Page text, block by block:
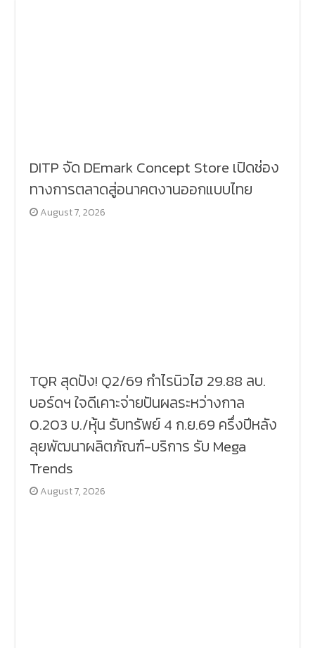
DITP จัด DEmark Concept Store เปิดช่อง
ทางการตลาดสู่อนาคตงานออกแบบไทย
August 7, 2026
TQR สุดปัง! Q2/69 กำไรนิวไฮ 29.88 ลบ.
บอร์ดฯ ใจดีเคาะจ่ายปันผลระหว่างกาล
0.203 บ./หุ้น รับทรัพย์ 4 ก.ย.69 ครึ่งปีหลัง
ลุยพัฒนาผลิตภัณฑ์-บริการ รับ Mega
Trends
August 7, 2026